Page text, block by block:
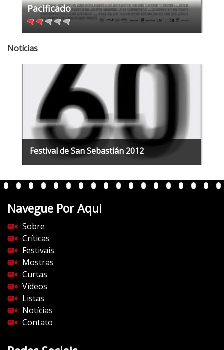
Pacificado
Notícias
Festival de San Sebastián 2012
Navegue Por Aqui
Sobre
Críticas
Festivais
Mostras
Curtas
Vídeos
Listas
Notícias
Contato